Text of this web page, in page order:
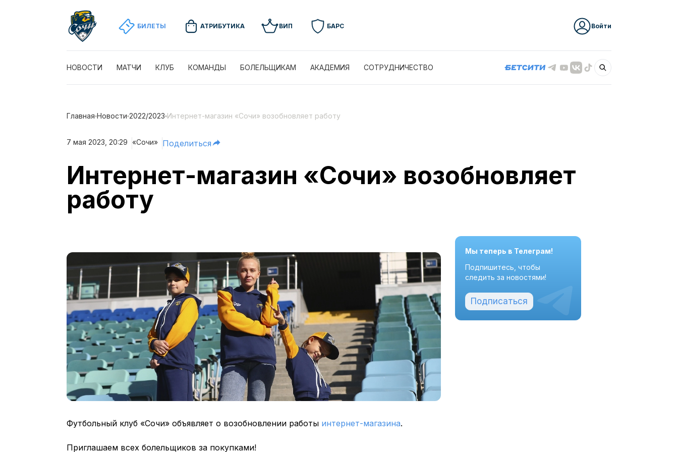
БИЛЕТЫ АТРИБУТИКА ВИП БАРС Войти
НОВОСТИ МАТЧИ КЛУБ КОМАНДЫ БОЛЕЛЬЩИКАМ АКАДЕМИЯ СОТРУДНИЧЕСТВО
Главная Новости 2022/2023 Интернет-магазин «Сочи» возобновляет работу
7 мая 2023, 20:29 «Сочи» Поделиться
Интернет-магазин «Сочи» возобновляет
работу
Футбольный клуб «Сочи» объявляет о возобновлении работы интернет-магазина.
Приглашаем всех болельщиков за покупками!
Мы теперь в Телеграм!
Подпишитесь, чтобы
следить за новостями!
Подписаться